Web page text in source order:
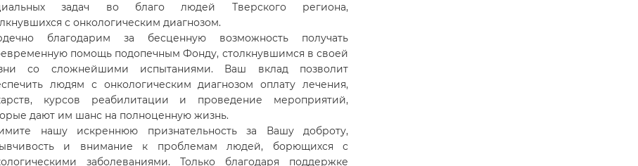
задач во благо людей Тверского региона,
с онкологическим диагнозом.
благодарим за бесценную возможность получать
помощь подопечным Фонду, столкнувшимся в своей
со сложнейшими испытаниями. Ваш вклад позволит
людям с онкологическим диагнозом оплату лечения,
курсов реабилитации и проведение мероприятий,
дают им шанс на полноценную жизнь.
нашу искреннюю признательность за Вашу доброту,
и внимание к проблемам людей, борющихся с
заболеваниями. Только благодаря поддержке